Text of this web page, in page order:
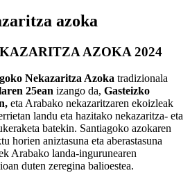
azoka
AZOKA 2024
Nekazaritza Azoka tradizionala
25ean izango da, Gasteizko
eta Arabako nekazaritzaren ekoizleak
landu eta hazitako nekazaritza- eta
batekin. Santiagoko azokaren
horien aniztasuna eta aberastasuna
Arabako landa-ingurunearen
duten zeregina balioestea.